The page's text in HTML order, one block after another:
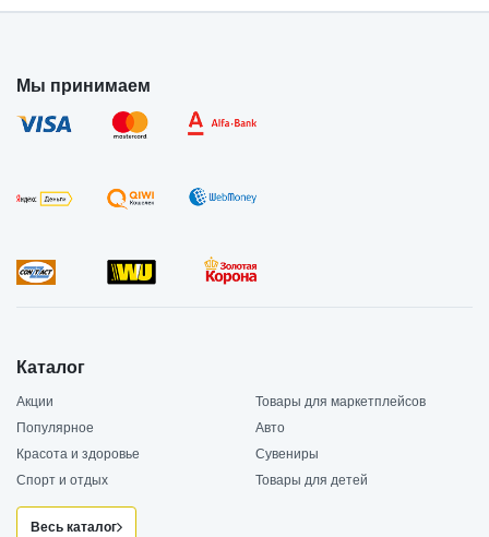
Мы принимаем
Каталог
Акции
Товары для маркетплейсов
Популярное
Авто
Красота и здоровье
Сувениры
Спорт и отдых
Товары для детей
Весь каталог